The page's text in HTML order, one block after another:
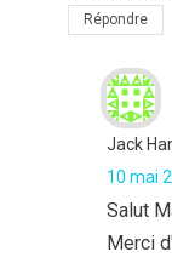
Répondre
Jack
10 mai
Salut
Merci